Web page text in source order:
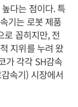
다는 점이다. 특
기는 로봇 제품
로 꼽히지만, 전
지위를 누려 왔
가 각각 SH감속
속기) 시장에서